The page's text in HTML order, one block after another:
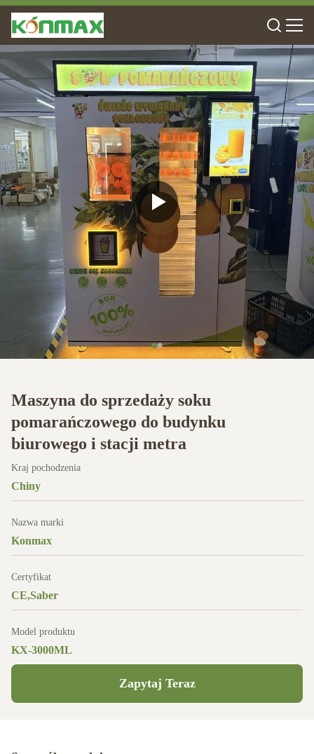
Maszyna do sprzedaży soku
pomarańczowego do budynku
biurowego i stacji metra
Kraj pochodzenia
Chiny
Nazwa marki
Konmax
Certyfikat
CE,Saber
Model produktu
KX-3000ML
Zapytaj Teraz